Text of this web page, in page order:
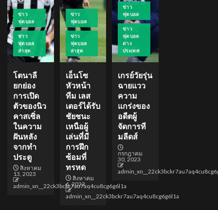
ข่าว
ฟุตบอล
ข่าว
ฟุตบอล
ล่าสุด
โตนาลี
ยกย่อง
การเปิด
ตัวของนิว
คาสเซิ่ล
ในความ
ฝันหลัง
จากทำ
ประตู
สิงหาคม
13, 2023
admin_xn__22ck3bckr7au7aq4cu8cg6g6l1a
ข่าว
ฟุตบอล
ข่าว
ฟุตบอล
ล่าสุด
เอ็นโซ
หัวหน้า
ทีม เลส
เตอร์ได้รับ
ชัยชนะ
เหนือผู้
เล่นที่มี
การฝึก
ซ้อมที่
ทรหด
สิงหาคม
6, 2023
admin_xn__22ck3bckr7au7aq4cu8cg6g6l1a
ข่าว
ฟุตบอล
ข่าว
ฟุตบอล
ต่าง
ประเทศ
เกรย์วัยรุ่น
ฉายแวว
ความ
แกร่งของ
อดีตผู้
จัดการที
มลีดส์
กรกฎาคม
30, 2023